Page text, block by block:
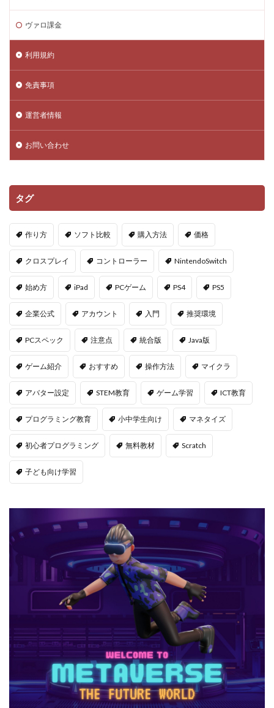
ヴァロ課金
利用規約
免責事項
運営者情報
お問い合わせ
タグ
作り方 ソフト比較 購入方法 価格
クロスプレイ コントローラー NintendoSwitch
始め方 iPad PCゲーム PS4 PS5
企業公式 アカウント 入門 推奨環境
PCスペック 注意点 統合版 Java版
ゲーム紹介 おすすめ 操作方法 マイクラ
アバター設定 STEM教育 ゲーム学習 ICT教育
プログラミング教育 小中学生向け マネタイズ
初心者プログラミング 無料教材 Scratch
子ども向け学習